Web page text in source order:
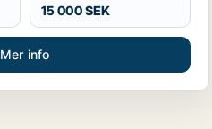
15 000 SEK
Mer info